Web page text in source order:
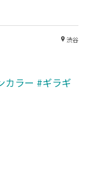
渋谷
カラー #ギラギ